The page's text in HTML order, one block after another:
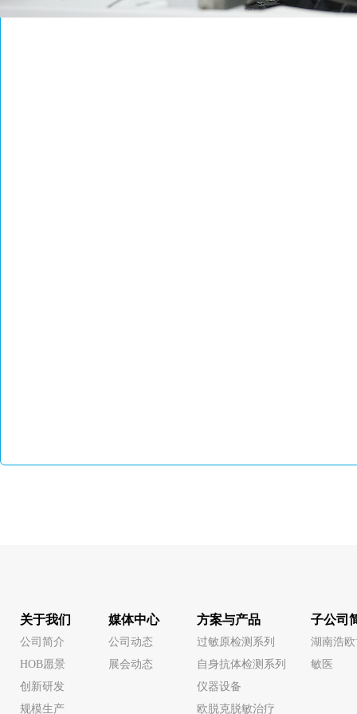
关于我们
公司简介
HOB愿景
创新研发
规模生产
媒体中心
公司动态
展会动态
方案与产品
过敏原检测系列
自身抗体检测系列
仪器设备
欧脱克脱敏治疗
子公司
湖南浩
敏医